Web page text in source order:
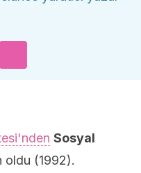
Sosyal
oldu (1992).